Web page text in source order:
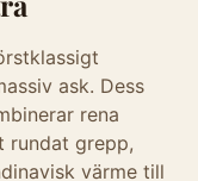
ask. Dess
rena
rundat grepp,
värme till